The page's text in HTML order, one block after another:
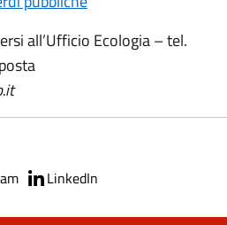
all’Ufficio Ecologia – tel.
LinkedIn